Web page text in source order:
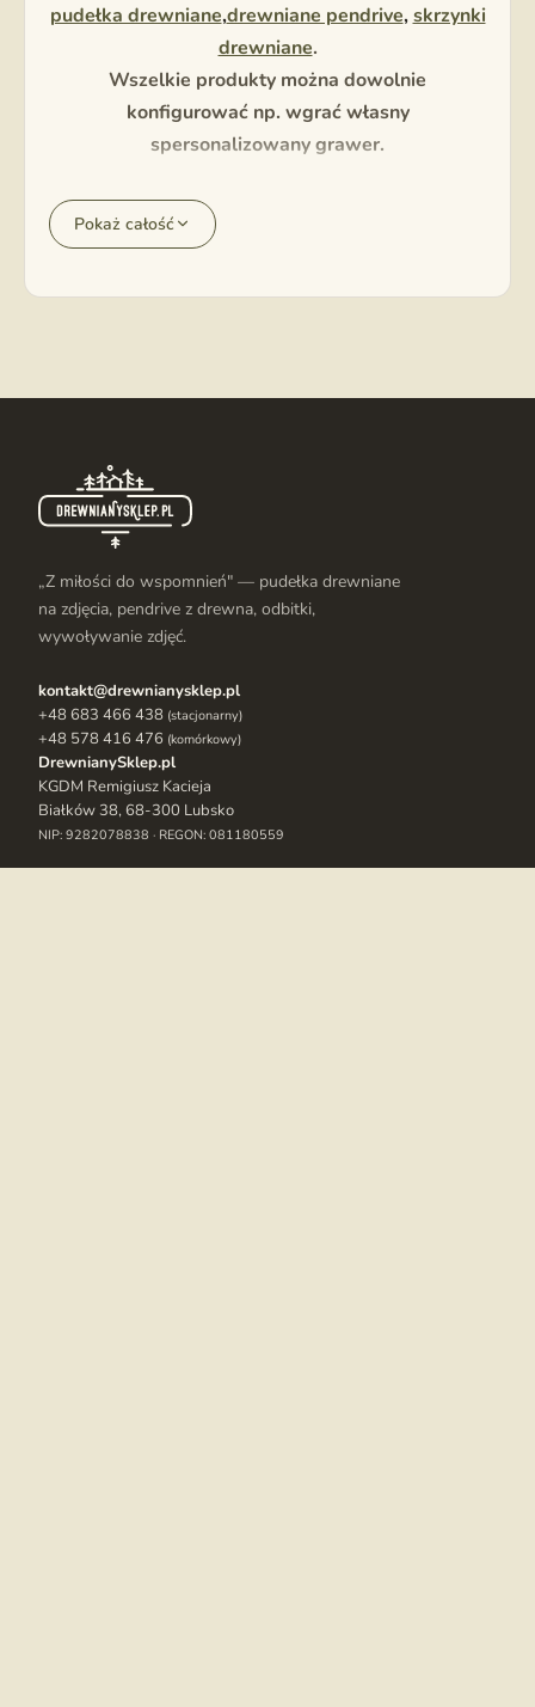
pudełka drewniane,drewniane pendrive,skrzynki
drewniane.
Wszelkie produkty można dowolnie
konfigurować np. wgrać własny
spersonalizowany grawer.
Pokaż całość
„Z miłości do wspomnień" — pudełka drewniane
na zdjęcia, pendrive z drewna, odbitki,
wywoływanie zdjęć.
kontakt@drewnianysklep.pl
+48 683 466 438 (stacjonarny)
+48 578 416 476 (komórkowy)
DrewnianySklep.pl
KGDM Remigiusz Kacieja
Białków 38, 68-300 Lubsko
NIP: 9282078838 · REGON: 081180559